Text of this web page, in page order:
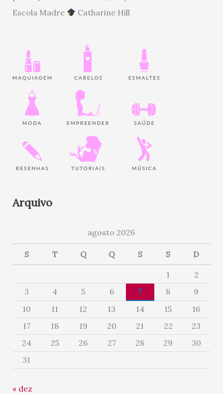
Escola Madre
Catharine Hill
Arquivo
agosto 2026
S T Q Q S S D
1
2
3
4 5 6 7 8
9
10
11 12 13 14 15
16
17
18 19 20 21 22
23
24
25 26 27 28 29
30
31
« dez